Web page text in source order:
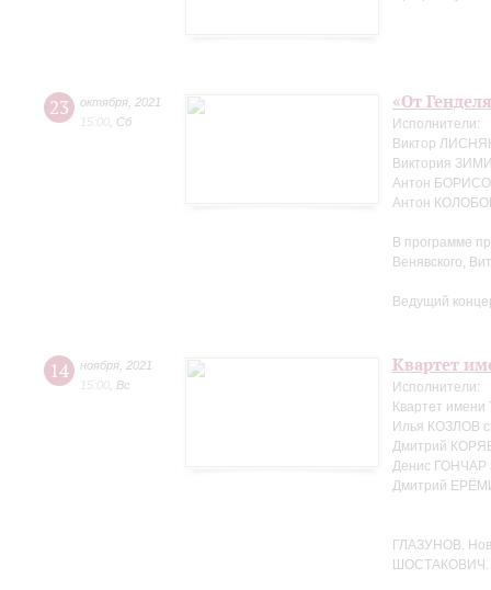
23 октября 2021
15:00 Сб
«От
Исполнители:
Виктор
Виктория
Антон
Антон
В программе
Венявского,
Ведущий
14 ноября 2021
15:00 Вс
Квартет
Исполнители:
Квартет
Илья КОЗЛОВ
Дмитрий
Денис ГОНЧАР
Дмитрий
ГЛАЗУНОВ.
ШОСТАКОВИЧ.